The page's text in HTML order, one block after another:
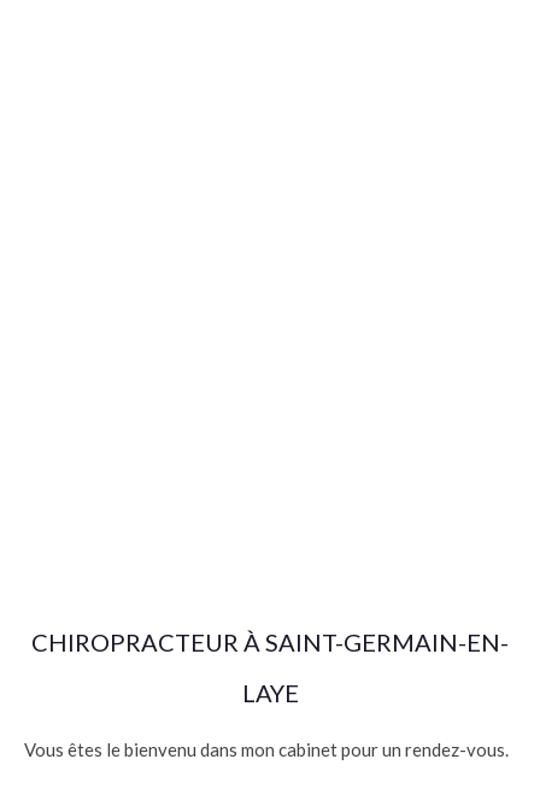
CHIROPRACTEUR À SAINT-GERMAIN-EN-
LAYE
Vous êtes le bienvenu dans mon cabinet pour un rendez-vous.